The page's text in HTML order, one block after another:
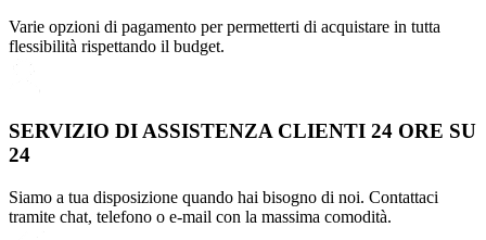
Varie opzioni di pagamento per permetterti di acquistare in tutta
flessibilità rispettando il budget.
SERVIZIO DI ASSISTENZA CLIENTI 24 ORE SU
24
Siamo a tua disposizione quando hai bisogno di noi. Contattaci
tramite chat, telefono o e-mail con la massima comodità.